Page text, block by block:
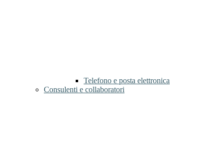
Telefono e posta elettronica
Consulenti e collaboratori